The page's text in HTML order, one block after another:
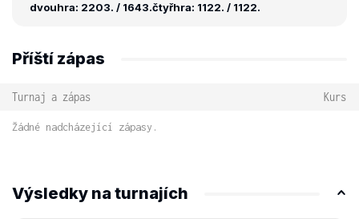
dvouhra: 2203. / 1643.čtyřhra: 1122. / 1122.
Příští zápas
Turnaj a zápas Kurs
Žádné nadcházející zápasy.
Výsledky na turnajích